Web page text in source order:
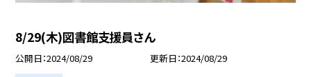
8/29(木)図書館支援員さん
公開日 2024/08/29 更新日 2024/08/29